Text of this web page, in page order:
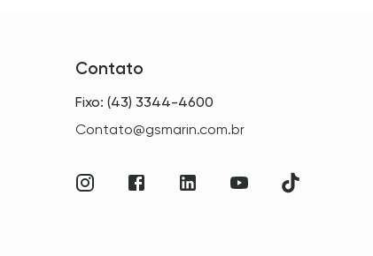
Contato
Fixo: (43) 3344-4600
Contato@gsmarin.com.br